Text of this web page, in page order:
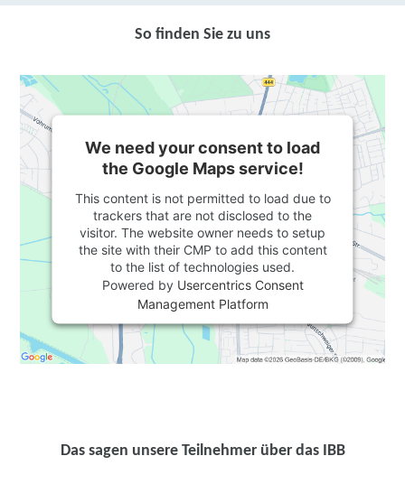
So finden Sie zu uns
We need your consent to load
the Google Maps service!
This content is not permitted to load due to
trackers that are not disclosed to the
visitor. The website owner needs to setup
the site with their CMP to add this content
to the list of technologies used.
Powered by Usercentrics Consent
Management Platform
Das sagen unsere Teilnehmer über das IBB